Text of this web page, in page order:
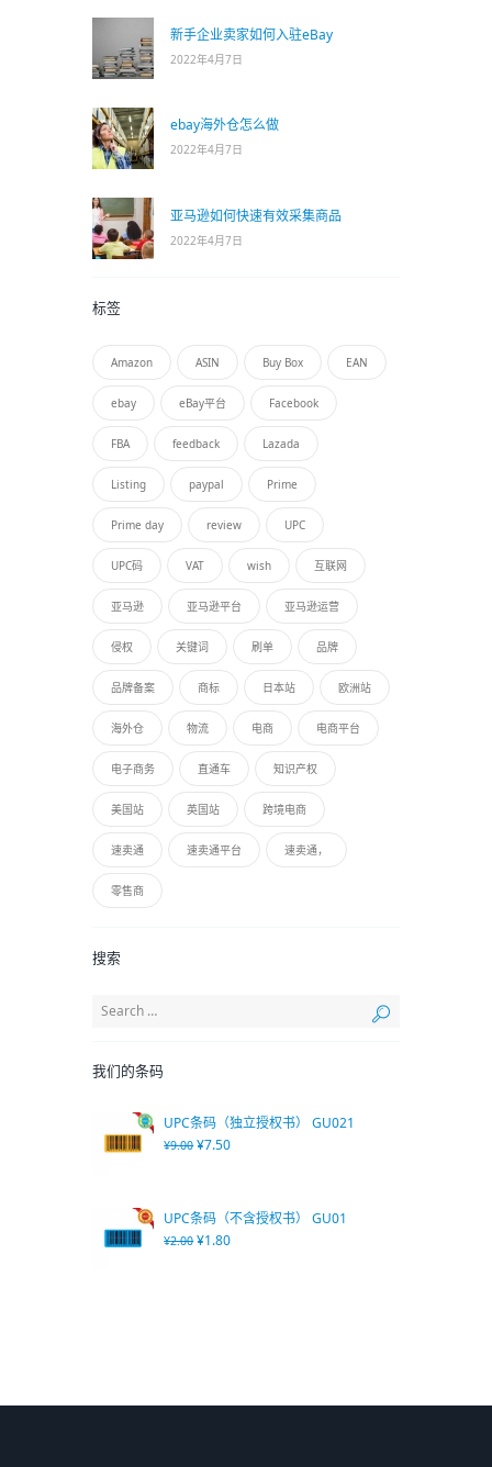
新手企业卖家如何入驻eBay
2022年4月7日
ebay海外仓怎么做
2022年4月7日
亚马逊如何快速有效采集商品
2022年4月7日
标签
Amazon ASIN Buy Box EAN
ebay eBay平台 Facebook
FBA feedback Lazada
Listing paypal Prime
Prime day review UPC
UPC码 VAT wish 互联网
亚马逊 亚马逊平台 亚马逊运营
侵权 关键词 刷单 品牌
品牌备案 商标 日本站 欧洲站
海外仓 物流 电商 电商平台
电子商务 直通车 知识产权
美国站 英国站 跨境电商
速卖通 速卖通平台 速卖通，
零售商
搜索
我们的条码
UPC条码（独立授权书） GU021
¥9.00 ¥7.50
UPC条码（不含授权书） GU01
¥2.00 ¥1.80